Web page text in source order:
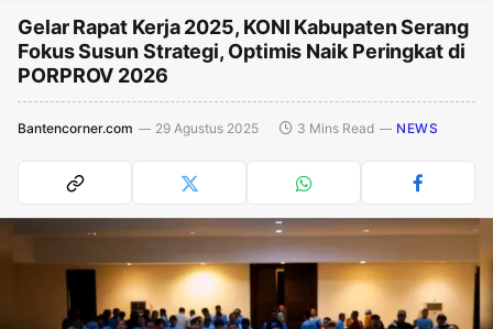
Gelar Rapat Kerja 2025, KONI Kabupaten Serang
Fokus Susun Strategi, Optimis Naik Peringkat di
PORPROV 2026
Bantencorner.com 29 Agustus 2025 3 Mins Read NEWS